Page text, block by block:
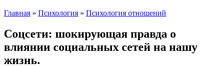
Главная » Психология » Психология отношений
Соцсети: шокирующая правда о
влиянии социальных сетей на нашу
жизнь.